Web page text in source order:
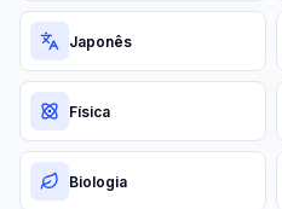
Japonês
Física
Biologia